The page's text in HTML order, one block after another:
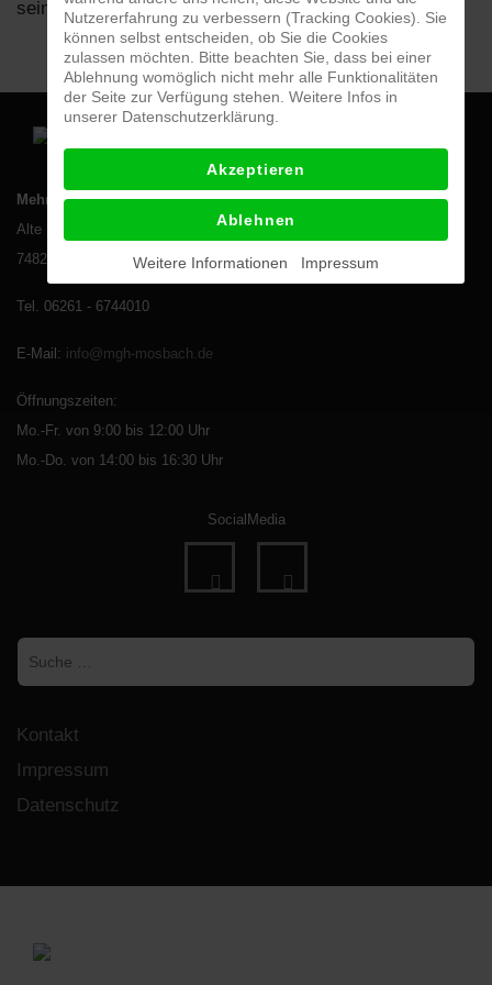
seinen Namen nicht zu nennen
Mehrgenerationenhaus Mosbach e.V.
Alte Bergsteige 4 (Eingang Carl-Theodor-Str.)
74821 Mosbach
Tel. 06261 - 6744010
E-Mail : info@mgh-mosbach.de
Öffnungszeiten:
Mo.-Fr. von 9:00 bis 12:00 Uhr
Mo.-Do. von 14:00 bis 16:30 Uhr
SocialMedia
fa-
fa-
Suchen
Kontakt
Impressum
Datenschutz
Nutzererfahrung zu verbessern (Tracking Cookies). Sie
können selbst entscheiden, ob Sie die Cookies
zulassen möchten. Bitte beachten Sie, dass bei einer
Ablehnung womöglich nicht mehr alle Funktionalitäten
der Seite zur Verfügung stehen. Weitere Infos in
unserer Datenschutzerklärung.
Akzeptieren
Ablehnen
Weitere Informationen Impressum